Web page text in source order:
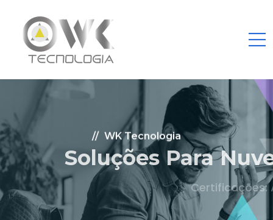
WK Tecnologia
Soluções Para Nuvem.
Certificações: AWS Partner, Microsoft Gold